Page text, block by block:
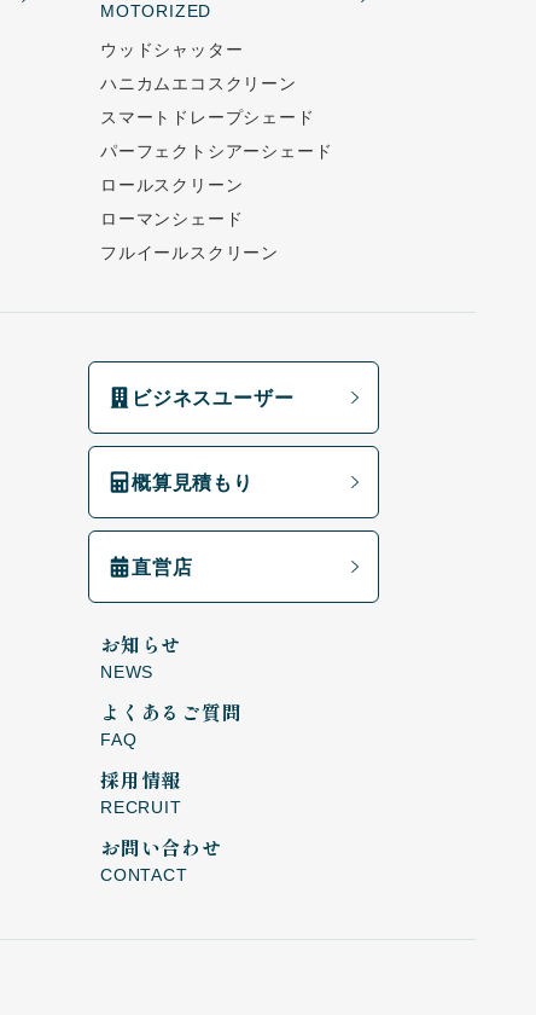
MOTORIZED
ウッドシャッター
ハニカムエコスクリーン
スマートドレープシェード
パーフェクトシアーシェード
ロールスクリーン
ローマンシェード
フルイールスクリーン
ビジネスユーザー
概算見積もり
直営店
お知らせ
NEWS
よくあるご質問
FAQ
採用情報
RECRUIT
お問い合わせ
CONTACT